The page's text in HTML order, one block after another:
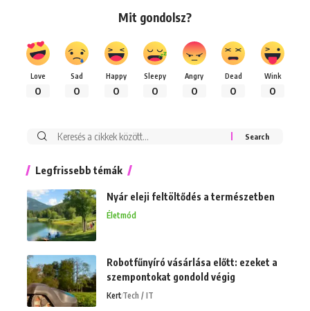
Mit gondolsz?
Love
0
Sad
0
Happy
0
Sleepy
0
Angry
0
Dead
0
Wink
0
Keresés:
Legfrissebb témák
Nyár eleji feltöltődés a természetben
Életmód
Robotfűnyíró vásárlása előtt: ezeket a
szempontokat gondold végig
KertTech / IT